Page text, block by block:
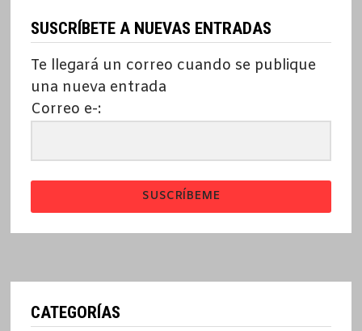
SUSCRÍBETE A NUEVAS ENTRADAS
Te llegará un correo cuando se publique
una nueva entrada
Correo e-:
SUSCRÍBEME
CATEGORÍAS